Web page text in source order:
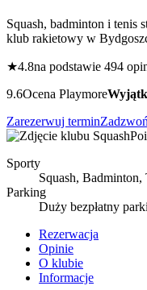
Squash, badminton i tenis
klub rakietowy w
★4.8na podstawie 494
9.6Ocena Playmore
Zarezerwuj terminZadzwoń
Sporty
Squash, Badminton,
Parking
Duży bezpłatny
Rezerwacja
Opinie
O klubie
Informacje